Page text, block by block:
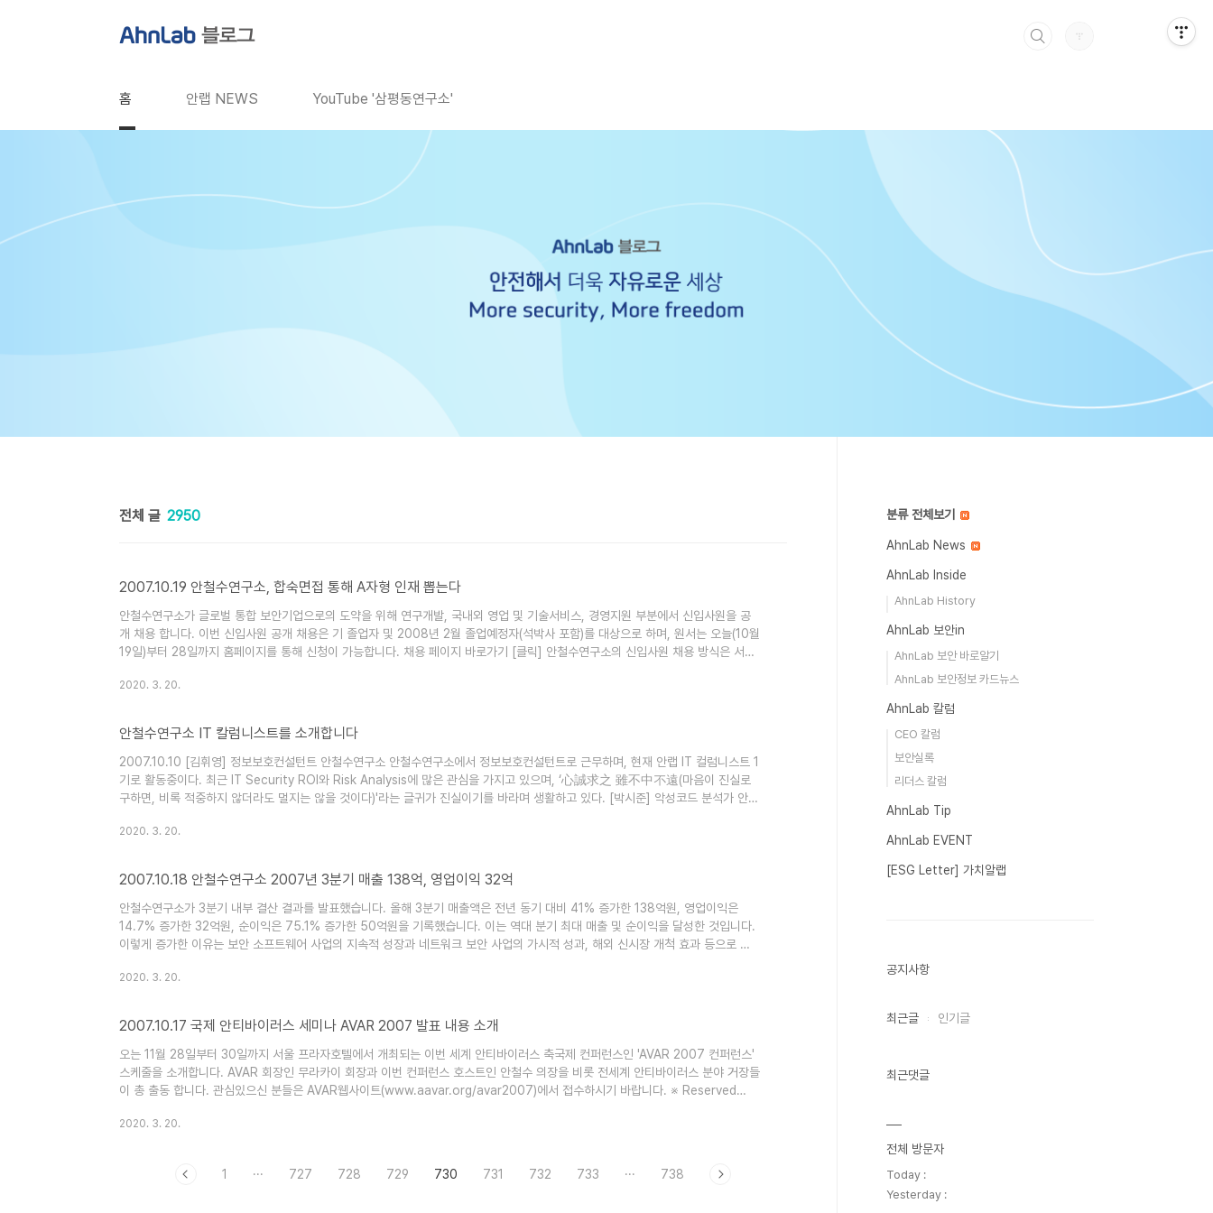
홈 안랩 NEWS YouTube '삼평동연구소'
전체 글 2950
2007.10.19 안철수연구소, 합숙면접 통해 A자형 인재 뽑는다
안철수연구소가 글로벌 통합 보안기업으로의 도약을 위해 연구개발, 국내외 영업 및 기술서비스, 경영지원 부분에서 신입사원을 공
개 채용 합니다. 이번 신입사원 공개 채용은 기 졸업자 및 2008년 2월 졸업예정자(석박사 포함)를 대상으로 하며, 원서는 오늘(10월
19일)부터 28일까지 홈페이지를 통해 신청이 가능합니다. 채용 페이지 바로가기 [클릭] 안철수연구소의 신입사원 채용 방식은 서류
프'라는 독특한 면제도로 신입사원을 뽑습니다. 제2회 A캠프 현장스케지 [클릭] 지난 2005년 처음으로 도입된 'A캠프'는 안철수연
2020. 3. 20.
안철수연구소 IT 칼럼니스트를 소개합니다
2007.10.10 [김휘영] 정보보호컨설턴트 안철수연구소 안철수연구소에서 정보보호컨설턴트로 근무하며, 현재 안랩 IT 컬럼니스트 1
기로 활동중이다. 최근 IT Security ROI와 Risk Analysis에 많은 관심을 가지고 있으며, ‘心誠求之 雖不中不遠(마음이 진실로
구하면, 비록 적중하지 않더라도 멀지는 않을 것이다)'라는 글귀가 진실이기를 바라며 생활하고 있다. [박시준] 악성코드 분석가 안철
중이다. 바쁜 분석/대응 업무 중에도 매일 새벽 수영을 즐기는 등 개인생할과 직장생활에 모두 열심인 21세기형 청년이다. [윤병무]
2020. 3. 20.
2007.10.18 안철수연구소 2007년 3분기 매출 138억, 영업이익 32억
안철수연구소가 3분기 내부 결산 결과를 발표했습니다. 올해 3분기 매출액은 전년 동기 대비 41% 증가한 138억원, 영업이익은
14.7% 증가한 32억원, 순이익은 75.1% 증가한 50억원을 기록했습니다. 이는 역대 분기 최대 매출 및 순이익을 달성한 것입니다.
이렇게 증가한 이유는 보안 소프트웨어 사업의 지속적 성장과 네트워크 보안 사업의 가시적 성과, 해외 신시장 개척 효과 등으로 보
으로 지속적인 실적 증가가 이어질 것으로 전망하고 전망하고 있습니다.
2020. 3. 20.
2007.10.17 국제 안티바이러스 세미나 AVAR 2007 발표 내용 소개
오는 11월 28일부터 30일까지 서울 프라자호텔에서 개최되는 이번 세계 안티바이러스 축국제 컨퍼런스인 'AVAR 2007 컨퍼런스'
스케줄을 소개합니다. AVAR 회장인 무라카이 회장과 이번 컨퍼런스 호스트인 안철수 의장을 비롯 전세계 안티바이러스 분야 거장들
이 총 출동 합니다. 관심있으신 분들은 AVAR웹사이트(www.aavar.org/avar2007)에서 접수하시기 바랍니다. ※ Reserved
Office Document Threats Speaker : Alex Polischuk (CA, Inc.)
2020. 3. 20.
1 ··· 727 728 729 730 731 732 733 ··· 738
분류 전체보기
AhnLab News
AhnLab Inside
AhnLab History
AhnLab 보안in
AhnLab 보안 바로알기
AhnLab 보안정보 카드뉴스
AhnLab 칼럼
CEO 칼럼
보안실록
리더스 칼럼
AhnLab Tip
AhnLab EVENT
[ESG Letter] 가치알랩
공지사항
최근글 인기글
최근댓글
전체 방문자
Today :
Yesterday :